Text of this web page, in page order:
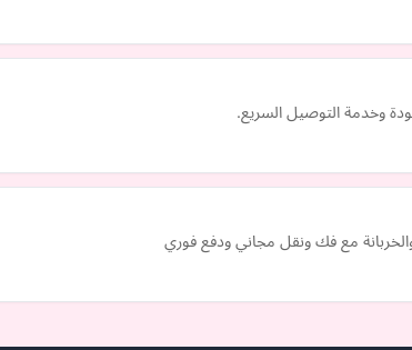
وخدمة التوصيل السريع.
مع فك ونقل مجاني ودفع فوري